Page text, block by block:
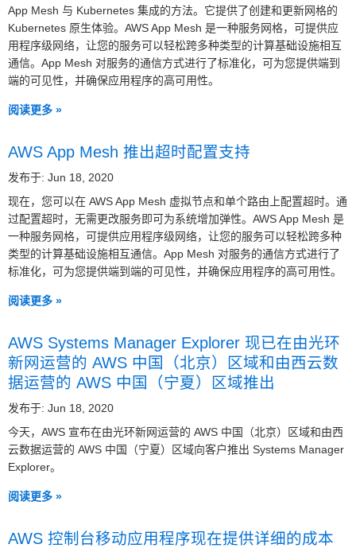
App Mesh 与 Kubernetes 集成的方法。它提供了创建和更新网格的
Kubernetes 原生体验。AWS App Mesh 是一种服务网格，可提供应
用程序级网络，让您的服务可以轻松跨多种类型的计算基础设施相互
通信。App Mesh 对服务的通信方式进行了标准化，可为您提供端到
端的可见性，并确保应用程序的高可用性。
阅读更多 »
AWS App Mesh 推出超时配置支持
发布于: Jun 18, 2020
现在，您可以在 AWS App Mesh 虚拟节点和单个路由上配置超时。通
过配置超时，无需更改服务即可为系统增加弹性。AWS App Mesh 是
一种服务网格，可提供应用程序级网络，让您的服务可以轻松跨多种
类型的计算基础设施相互通信。App Mesh 对服务的通信方式进行了
标准化，可为您提供端到端的可见性，并确保应用程序的高可用性。
阅读更多 »
AWS Systems Manager Explorer 现已在由光环
新网运营的 AWS 中国（北京）区域和由西云数
据运营的 AWS 中国（宁夏）区域推出
发布于: Jun 18, 2020
今天，AWS 宣布在由光环新网运营的 AWS 中国（北京）区域和由西
云数据运营的 AWS 中国（宁夏）区域向客户推出 Systems Manager
Explorer。
阅读更多 »
AWS 控制台移动应用程序现在提供详细的成本